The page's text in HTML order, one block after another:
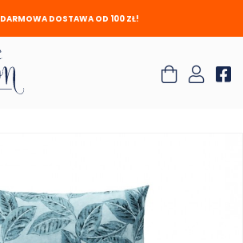
DARMOWA DOSTAWA OD 100 ZŁ!